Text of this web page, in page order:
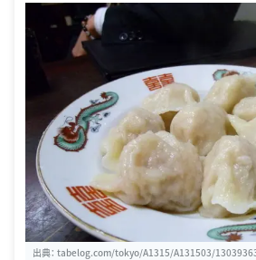
出典： tabelog.com/tokyo/A1315/A131503/